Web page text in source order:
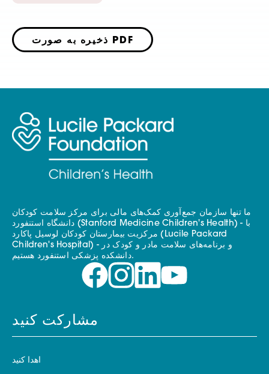
ذخیره به صورت PDF
ما تنها سازمان جمع‌آوری کمک‌های مالی برای مرکز سلامت کودکان
دانشگاه استنفورد (Stanford Medicine Children's Health) - با
مرکزیت بیمارستان کودکان لوسیل پاکارد (Lucile Packard
Children's Hospital) - و برنامه‌های سلامت مادر و کودک در
دانشکده پزشکی استنفورد هستیم.
مشارکت کنید
اهدا کنید